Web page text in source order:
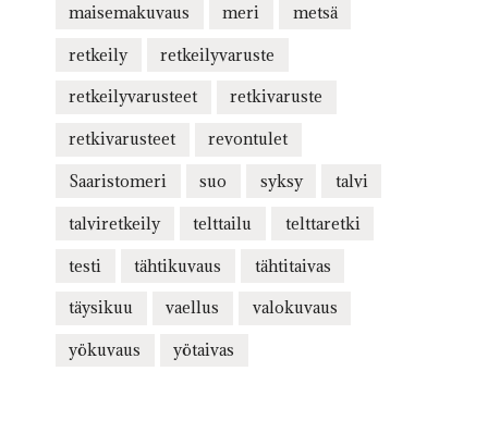
maisemakuvaus meri metsä
retkeily retkeilyvaruste
retkeilyvarusteet retkivaruste
retkivarusteet revontulet
Saaristomeri suo syksy talvi
talviretkeily telttailu telttaretki
testi tähtikuvaus tähtitaivas
täysikuu vaellus valokuvaus
yökuvaus yötaivas